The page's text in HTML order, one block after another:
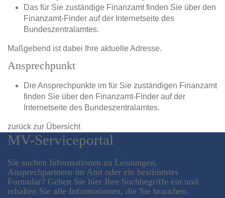
Das für Sie zuständige Finanzamt finden Sie über den
Finanzamt-Finder auf der Internetseite des
Bundeszentralamtes.
Maßgebend ist dabei Ihre aktuelle Adresse.
Ansprechpunkt
Die Ansprechpunkte im für Sie zuständigen Finanzamt
finden Sie über den Finanzamt-Finder auf der
Internetseite des Bundeszentralamtes.
zurück zur Übersicht
MV-Serviceportal
Sie suchen Informationen zu Leistungen,
Ansprechpartnern im Amt oder ein bestimmtes
Formular? Geben Sie hier Ihre Suchbegriffe ein und
erhalten Sie alle Informationen, die Sie brauchen.